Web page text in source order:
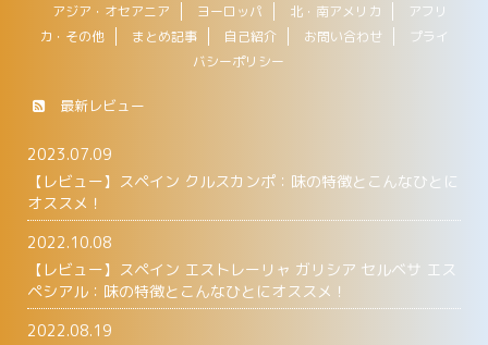
アジア・オセアニア ヨーロッパ 北・南アメリカ
アフリ
カ・その他
まとめ記事 自己紹介 お問い合わせ
プライ
バシーポリシー
最新レビュー
2023.07.09
【レビュー】スペイン クルスカンポ：味の特徴とこんなひとに
オススメ！
2022.10.08
【レビュー】スペイン エストレーリャ ガリシア セルベサ エス
ペシアル：味の特徴とこんなひとにオススメ！
2022.08.19